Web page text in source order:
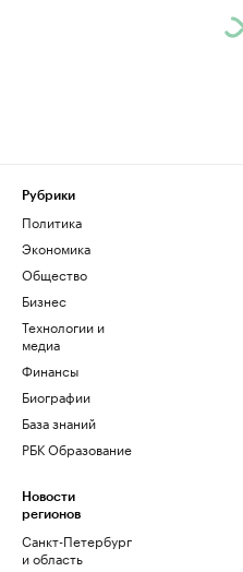
Рубрики
Политика
Экономика
Общество
Бизнес
Технологии и
медиа
Финансы
Биографии
База знаний
РБК Образование
Новости
регионов
Санкт-Петербург
и область